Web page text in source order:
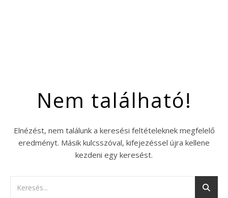
Nem található!
Elnézést, nem találunk a keresési feltételeknek megfelelő
eredményt. Másik kulcsszóval, kifejezéssel újra kellene
kezdeni egy keresést.